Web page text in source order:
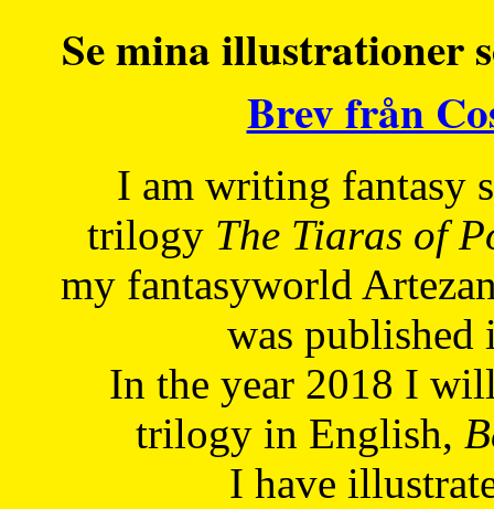
Se mina illustrationer
Brev från
I am writing fantasy
trilogy The Tiaras of
my fantasyworld
was published
In the year 2018 I
trilogy in English,
I have